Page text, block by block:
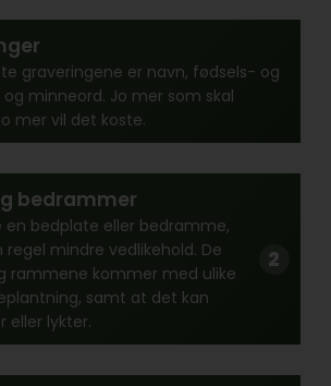
graveringene er navn, fødsels- og
minneord. Jo mer som skal
mer vil det koste.
bedrammer
en bedplate eller bedramme,
regel mindre vedlikehold. De
rammene kommer med ulike
samt at det kan
eller lykter.